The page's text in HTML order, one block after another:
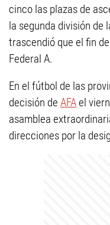
cinco las plazas de
la segunda división de
trascendió que el fin
Federal A.
En el fútbol de las
decisión de AFAel
asamblea
direcciones por la